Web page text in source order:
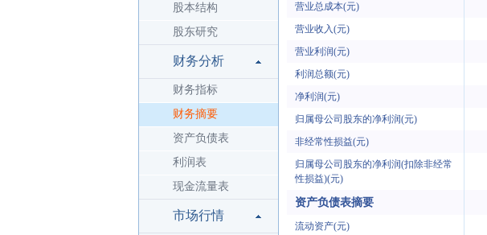
股本结构
股东研究
财务分析
财务指标
财务摘要
资产负债表
利润表
现金流量表
市场行情
营业总成本(元)
营业收入(元)
营业利润(元)
利润总额(元)
净利润(元)
归属母公司股东的净利润(元)
非经常性损益(元)
归属母公司股东的净利润(扣除非经常
性损益)(元)
资产负债表摘要
流动资产(元)